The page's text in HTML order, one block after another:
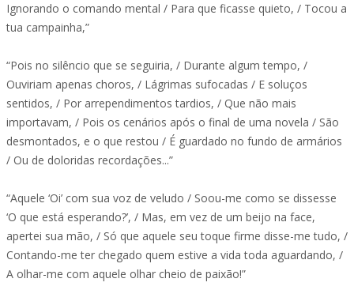
Ignorando o comando mental / Para que ficasse quieto, / Tocou a
tua campainha,”
“Pois no silêncio que se seguiria, / Durante algum tempo, /
Ouviriam apenas choros, / Lágrimas sufocadas / E soluços
sentidos, / Por arrependimentos tardios, / Que não mais
importavam, / Pois os cenários após o final de uma novela / São
desmontados, e o que restou / É guardado no fundo de armários
/ Ou de doloridas recordações...”
“Aquele ‘Oi’ com sua voz de veludo / Soou-me como se dissesse
‘O que está esperando?’, / Mas, em vez de um beijo na face,
apertei sua mão, / Só que aquele seu toque firme disse-me tudo, /
Contando-me ter chegado quem estive a vida toda aguardando, /
A olhar-me com aquele olhar cheio de paixão!”